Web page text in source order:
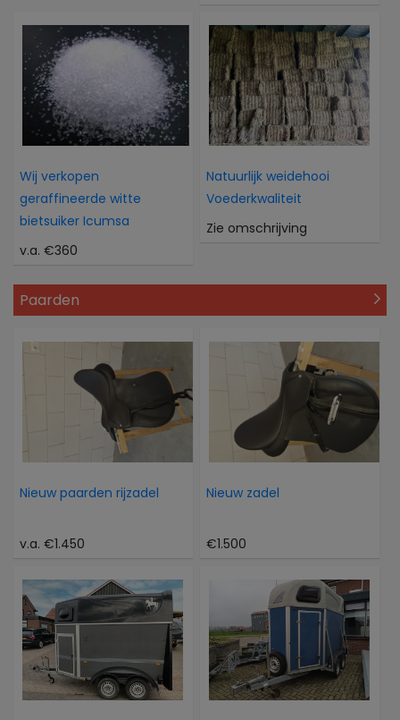
Wij verkopen
geraffineerde witte
bietsuiker Icumsa
v.a. €360
Natuurlijk weidehooi
Voederkwaliteit
Zie omschrijving
Paarden
Nieuw paarden rijzadel
v.a. €1.450
Nieuw zadel
€1.500